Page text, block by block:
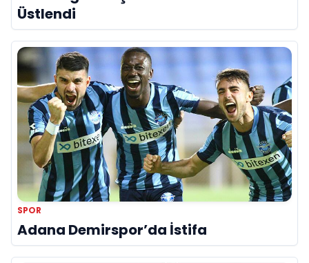
Üstlendi
SPOR
Adana Demirspor’da İstifa